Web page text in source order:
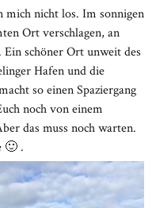
mich nicht los. Im sonnigen
Ort verschlagen, an
Ein schöner Ort unweit des
Hafen und die
so einen Spaziergang
noch von einem
das muss noch warten.
🙂 .